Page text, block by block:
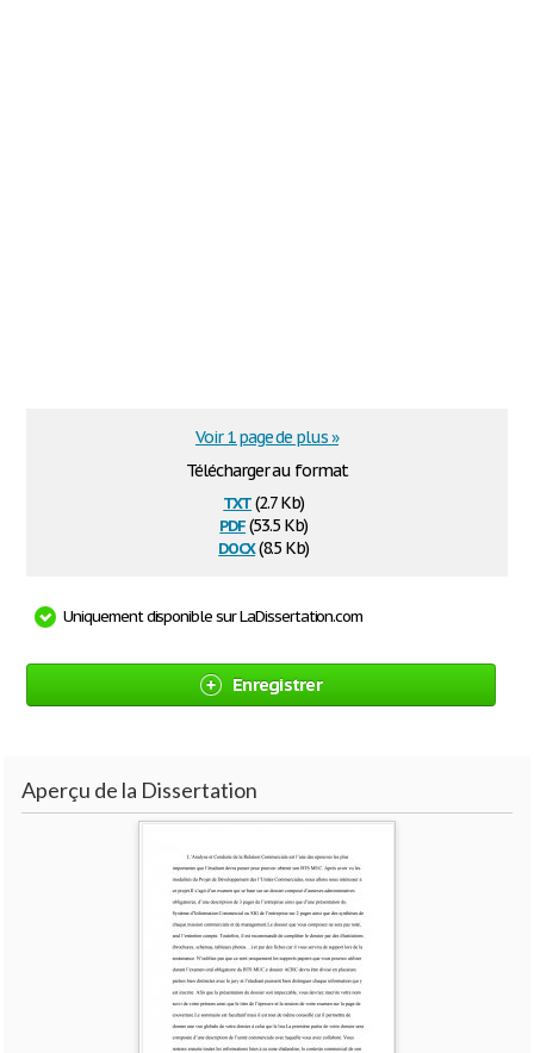
Télécharger au format
txt(2.7 Kb)
pdf(53.5 Kb)
docx(8.5 Kb)
Voir 1 page de plus »
Uniquement disponible sur LaDissertation.com
Enregistrer
Aperçu de la Dissertation